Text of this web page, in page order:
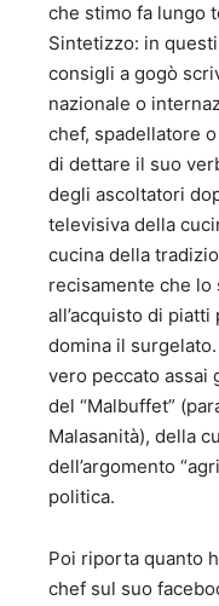
che stimo fa lungo
Sintetizzo: in
consigli a gogò
nazionale o
chef, spadellatore
di dettare il suo
degli ascoltatori
televisiva della
cucina della
recisamente che
all’acquisto di
domina il
vero peccato assai
del “Malbuffet”
Malasanità), della
dell’argomento
politica.
Poi riporta quanto
chef sul suo